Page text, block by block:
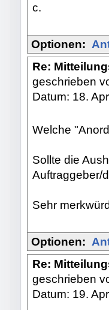
c.
Optionen:
Re:
geschrieben
Datum: 18.
Welche
Sollte die
Auftraggeber/
Sehr
Optionen:
Re:
geschrieben
Datum: 19.